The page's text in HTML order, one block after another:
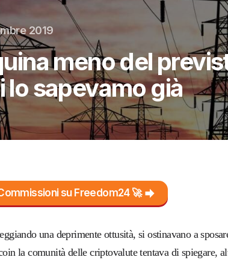
2019
meno del
lo sapevamo già
su Freedom24 🚀
una deprimente ottusità, si ostinavano a
la comunità delle criptovalute tentava di spiegare,